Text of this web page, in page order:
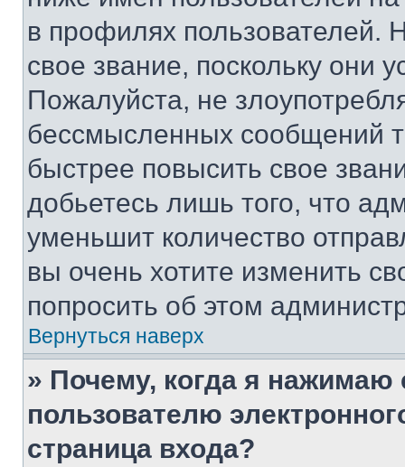
в профилях
свое звание, поскольку они
Пожалуйста, не
бессмысленных сообщений
быстрее повысить свое
добьетесь лишь того, что
уменьшит количество
вы очень хотите изменить
попросить об этом
Вернуться наверх
» Почему, когда я нажимаю
пользователю
страница входа?